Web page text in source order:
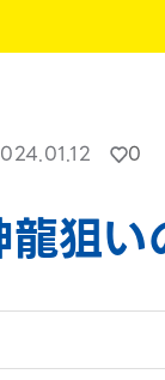
0
狙い